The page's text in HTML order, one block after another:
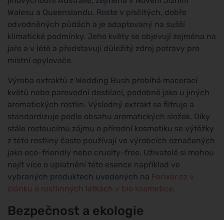
Walesu a Queenslandu. Roste v písčitých, dobře
odvodněných půdách a je adaptovaný na sušší
klimatické podmínky. Jeho květy se objevují zejména na
jaře a v létě a představují důležitý zdroj potravy pro
místní opylovače.
Výroba extraktů z Wedding Bush probíhá macerací
květů nebo parovodní destilací, podobně jako u jiných
aromatických rostlin. Výsledný extrakt se filtruje a
standardizuje podle obsahu aromatických složek. Díky
stále rostoucímu zájmu o přírodní kosmetiku se výtěžky
z této rostliny často používají ve výrobcích označených
jako eco-friendly nebo cruelty-free. Uživatelé si mohou
najít více o uplatnění této esence například ve
vybraných produktech uvedených na Ferwer.cz v
článku o rostlinných látkách v bio kosmetice.
Bezpečnost a ekologie